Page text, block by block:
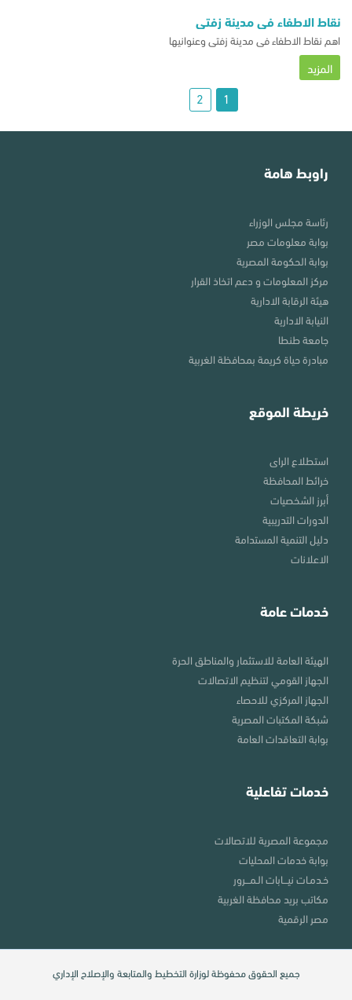
نقاط الاطفاء فى مدينة زفتى
اهم نقاط الاطفاء فى مدينة زفتى وعنوانيها
المزيد
1
2
راوبط هامة
رئاسة مجلس الوزراء
بوابة معلومات مصر
بوابة الحكومة المصرية
مركز المعلومات و دعم اتخاذ القرار
هيئة الرقابة الادارية
النيابة الادارية
جامعة طنطا
مبادرة حياة كريمة بمحافظة الغربية
خريطة الموقع
استطلاع الراى
خرائط المحافظة
أبرز الشخصيات
الدورات التدريبية
دليل التنمية المستدامة
الاعلانات
خدمات عامة
الهيئة العامة للاستثمار والمناطق الحرة
الجهاز القومي لتنظيم الاتصالات
الجهاز المركزي للاحصاء
شبكة المكتبات المصرية
بوابة التعاقدات العامة
خدمات تفاعلية
مجموعة المصرية للاتصالات
بوابة خدمات المحليات
خـدمـات نيـــابات الـمـــرور
مكاتب بريد محافظة الغربية
مصر الرقمية
جميع الحقوق محفوظة لوزارة التخطيط والمتابعة والإصلاح الإداري